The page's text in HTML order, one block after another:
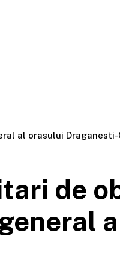
al orasului Draganesti-
de